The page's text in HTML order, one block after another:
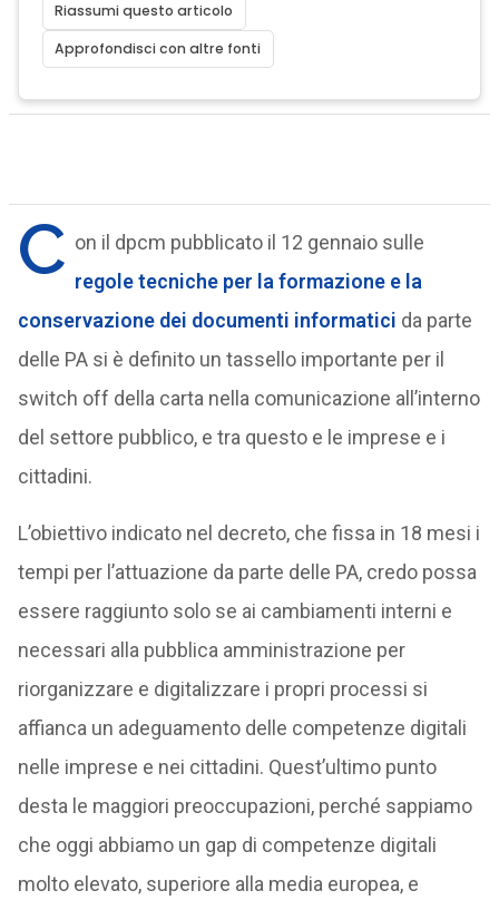
Riassumi questo articolo
Approfondisci con altre fonti
C on il dpcm pubblicato il 12 gennaio sulle
regole tecniche per la formazione e la
conservazione dei documenti informatici da parte
delle PA si è definito un tassello importante per il
switch off della carta nella comunicazione all’interno
del settore pubblico, e tra questo e le imprese e i
cittadini.
L’obiettivo indicato nel decreto, che fissa in 18 mesi i
tempi per l’attuazione da parte delle PA, credo possa
essere raggiunto solo se ai cambiamenti interni e
necessari alla pubblica amministrazione per
riorganizzare e digitalizzare i propri processi si
affianca un adeguamento delle competenze digitali
nelle imprese e nei cittadini. Quest’ultimo punto
desta le maggiori preoccupazioni, perché sappiamo
che oggi abbiamo un gap di competenze digitali
molto elevato, superiore alla media europea, e